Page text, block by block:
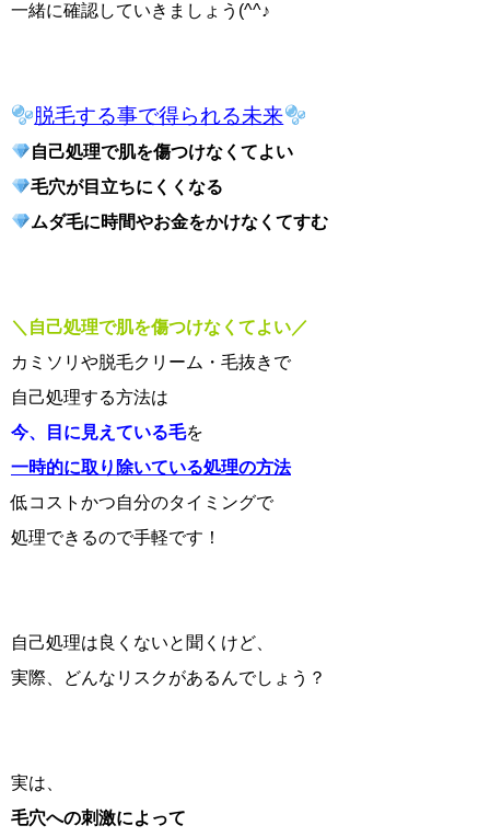
一緒に確認していきましょう(^^♪
脱毛する事で得られる未来
自己処理で肌を傷つけなくてよい
毛穴が目立ちにくくなる
ムダ毛に時間やお金をかけなくてすむ
＼自己処理で肌を傷つけなくてよい／
カミソリや脱毛クリーム・毛抜きで
自己処理する方法は
今、目に見えている毛を
一時的に取り除いている処理の方法
低コストかつ自分のタイミングで
処理できるので手軽です！
自己処理は良くないと聞くけど、
実際、どんなリスクがあるんでしょう？
実は、
毛穴への刺激によって